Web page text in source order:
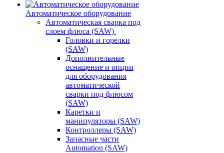
Автоматическое оборудование
Автоматическая сварка под
слоем флюса (SAW)
Головки и горелки
(SAW)
Дополнительные
оснащение и опции
для оборудования
автоматической
сварки под флюсом
(SAW)
Каретки и
манипуляторы (SAW)
Контроллеры (SAW)
Запасные части
Automation (SAW)